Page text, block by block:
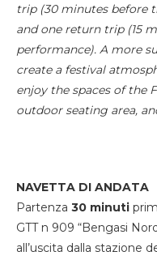
trip (30 minutes before
and one return trip (15
performance). A more
create a festival
enjoy the spaces of the
outdoor seating area,
NAVETTA DI ANDATA
Partenza 30 minuti
GTT n 909 “Bengasi
all’uscita dalla stazione